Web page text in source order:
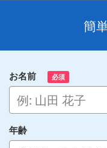
簡
お名前 必須
年齢